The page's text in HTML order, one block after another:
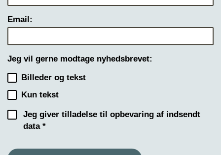
Email:
Jeg vil gerne modtage nyhedsbrevet:
Billeder og tekst
Kun tekst
Jeg giver tilladelse til opbevaring af indsendt
data *